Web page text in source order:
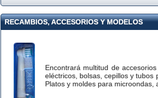
RECAMBIOS, ACCESORIOS Y MODELOS
Encontrará multitud de
eléctricos, bolsas, cepillos y tubos
Platos y moldes para microondas,